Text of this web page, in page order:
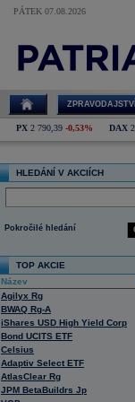
PÁTEK 07.08.2026
ZPRAVODAJSTVÍ
PX 2 790,39 -0,53% DAX
HLEDÁNÍ V AKCIÍCH
Pokročilé hledání
TOP AKCIE
Název
Agilyx Rg
BWAQ Rg-A
iShares USD High Yield Corp
Bond UCITS ETF
Celsius
Adaptiv Select ETF
AtlasClear Rg
JPM BetaBuildrs Jp